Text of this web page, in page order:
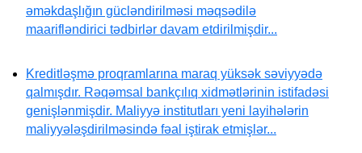
əməkdaşlığın gücləndirilməsi məqsədilə
maarifləndirici tədbirlər davam etdirilmişdir...
Kreditləşmə proqramlarına maraq yüksək səviyyədə
qalmışdır. Rəqəmsal bankçılıq xidmətlərinin istifadəsi
genişlənmişdir. Maliyyə institutları yeni layihələrin
maliyyələşdirilməsində fəal iştirak etmişlər...